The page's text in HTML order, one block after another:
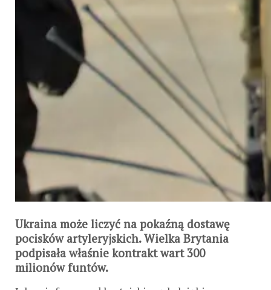
Ukraina może liczyć na pokaźną dostawę
pocisków artyleryjskich. Wielka Brytania
podpisała właśnie kontrakt wart 300
milionów funtów.